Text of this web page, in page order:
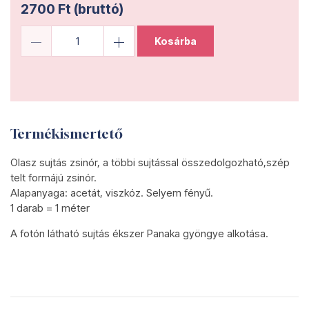
2700 Ft (bruttó)
Kosárba
Termékismertető
Olasz sujtás zsinór, a többi sujtással összedolgozható,szép
telt formájú zsinór.
Alapanyaga: acetát, viszkóz. Selyem fényű.
1 darab = 1 méter
A fotón látható sujtás ékszer Panaka gyöngye alkotása.